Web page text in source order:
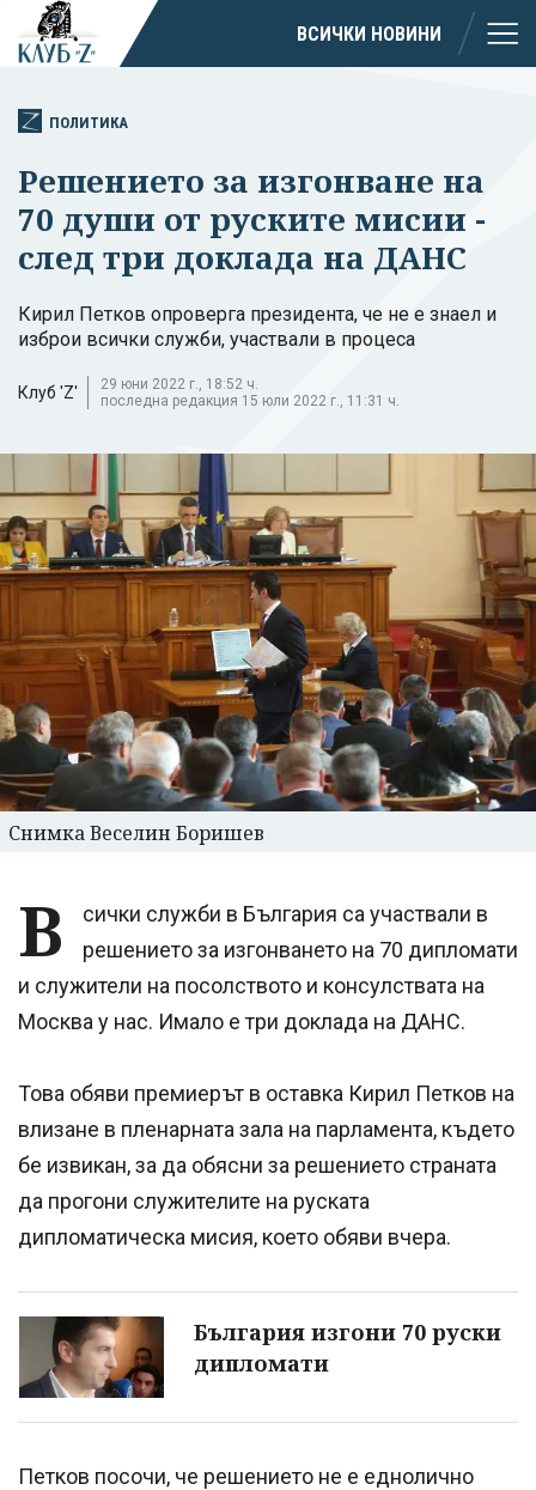
ВСИЧКИ НОВИНИ
ПОЛИТИКА
Решението за изгонване на
70 души от руските мисии -
след три доклада на ДАНС
Кирил Петков опроверга президента, че не е знаел и
изброи всички служби, участвали в процеса
Клуб 'Z'
29 юни 2022 г., 18:52 ч.
последна редакция 15 юли 2022 г., 11:31 ч.
Снимка Веселин Боришев
В
сички служби в България са участвали в
решението за изгонването на 70 дипломати
и служители на посолството и консулствата на
Москва у нас. Имало е три доклада на ДАНС.
Това обяви премиерът в оставка Кирил Петков на
влизане в пленарната зала на парламента, където
бе извикан, за да обясни за решението страната
да прогони служителите на руската
дипломатическа мисия, което обяви вчера.
България изгони 70 руски
дипломати
Петков посочи, че решението не е еднолично